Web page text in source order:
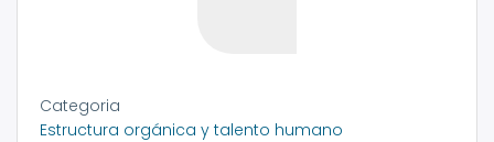
Categoria
Estructura orgánica y talento humano